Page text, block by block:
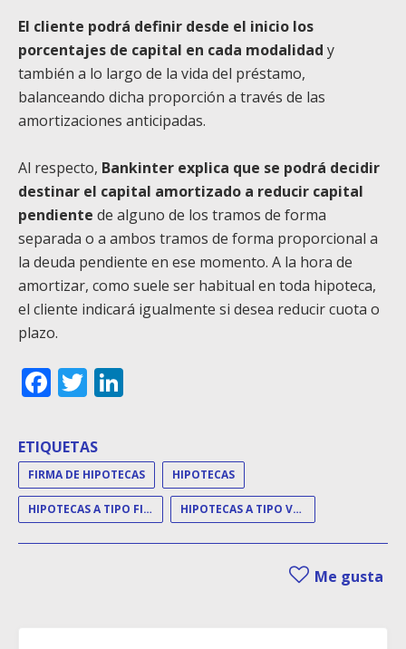
El cliente podrá definir desde el inicio los
porcentajes de capital en cada modalidad y
también a lo largo de la vida del préstamo,
balanceando dicha proporción a través de las
amortizaciones anticipadas.
Al respecto, Bankinter explica que se podrá decidir
destinar el capital amortizado a reducir capital
pendiente de alguno de los tramos de forma
separada o a ambos tramos de forma proporcional a
la deuda pendiente en ese momento. A la hora de
amortizar, como suele ser habitual en toda hipoteca,
el cliente indicará igualmente si desea reducir cuota o
plazo.
Facebook
Twitter
ETIQUETAS
FIRMA DE HIPOTECAS HIPOTECAS
HIPOTECAS A TIPO FIJO HIPOTECAS A TIPO VARIABLE
Me gusta